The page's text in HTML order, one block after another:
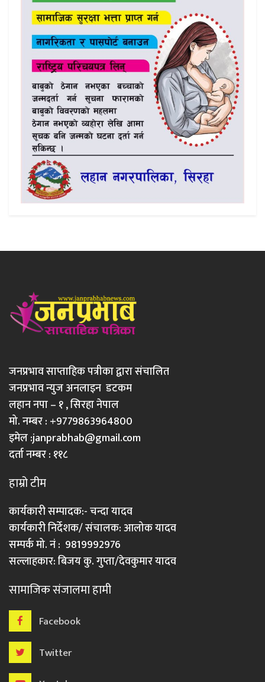
जनप्रभाव साप्ताहिक पत्रीका द्वारा संचालित
जनप्रभाव न्युज अनलाइन डटकम
लहान नपा – १ , सिरहा नेपाल
मो. नम्बर : +9779863964800
इमेल :janprabhab@gmail.com
दर्ता नम्बर : ११८
हाम्रो टीम
कार्यकारी सम्पादक:- चन्दा यादव
कार्यकारी निर्देशक/ संचालक: आलोक यादव
सम्पर्क मो. नं : 9819992976
सल्लाहकार: बिजय कु. गुप्ता/देवकुमार यादव
सामाजिक संजालमा हामी
Facebook
Twitter